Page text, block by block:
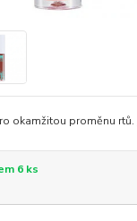
okamžitou proměnu rtů.
6 ks